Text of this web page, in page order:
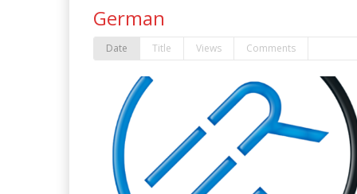
German
Date Title Views Comments